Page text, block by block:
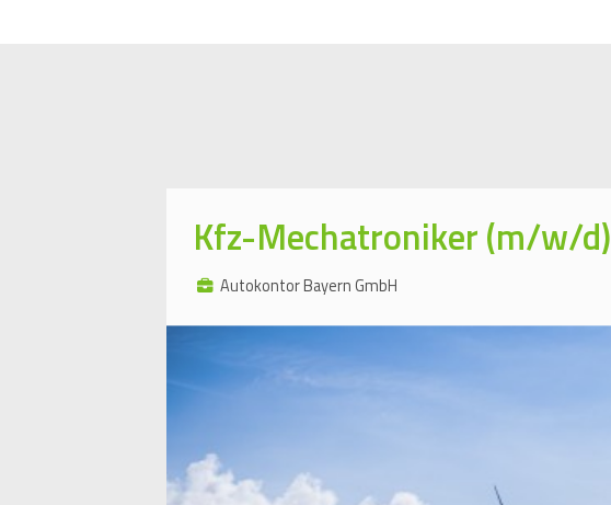
Kfz-Mechatroniker (m/w/d)
Autokontor Bayern GmbH